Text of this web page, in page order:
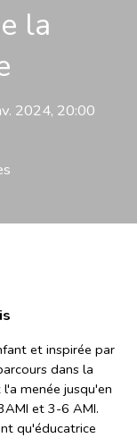
la
2024, 20:00
et inspirée par
dans la
menée jusqu'en
et 3-6 AMI.
qu'éducatrice